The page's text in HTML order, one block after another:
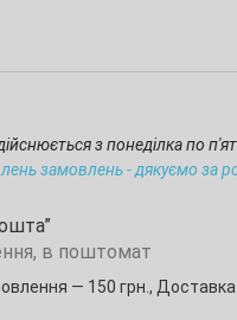
з понеділка по
замовлень - дякуємо за
в поштомат
— 150 грн.,